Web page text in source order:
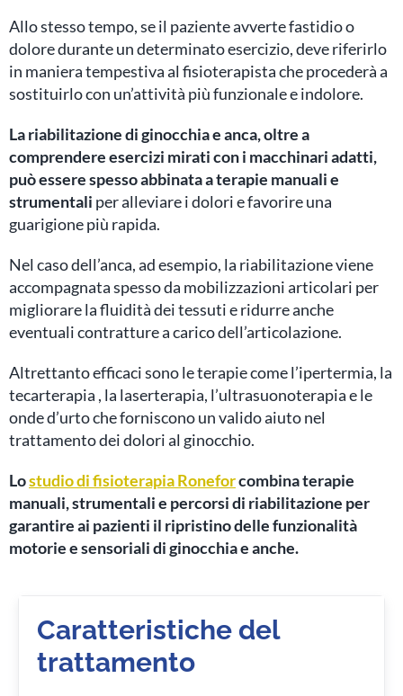
Allo stesso tempo, se il paziente avverte fastidio o
dolore durante un determinato esercizio, deve riferirlo
in maniera tempestiva al fisioterapista che procederà a
sostituirlo con un’attività più funzionale e indolore.
La riabilitazione di ginocchia e anca, oltre a
comprendere esercizi mirati con i macchinari adatti,
può essere spesso abbinata a terapie manuali e
strumentali per alleviare i dolori e favorire una
guarigione più rapida.
Nel caso dell’anca, ad esempio, la riabilitazione viene
accompagnata spesso da mobilizzazioni articolari per
migliorare la fluidità dei tessuti e ridurre anche
eventuali contratture a carico dell’articolazione.
Altrettanto efficaci sono le terapie come l’ipertermia, la
tecarterapia , la laserterapia, l’ultrasuonoterapia e le
onde d’urto che forniscono un valido aiuto nel
trattamento dei dolori al ginocchio.
Lostudio di fisioterapia Roneforcombina terapie
manuali, strumentali e percorsi di riabilitazione per
garantire ai pazienti il ripristino delle funzionalità
motorie e sensoriali di ginocchia e anche.
Caratteristiche del
trattamento